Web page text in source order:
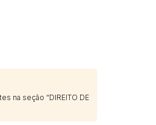
na seção “DIREITO DE